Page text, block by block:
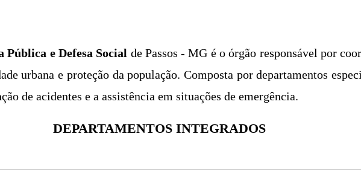
e Defesa Social de Passos - MG é o órgão responsável por
urbana e proteção da população. Composta por departamentos
de acidentes e a assistência em situações de emergência.
DEPARTAMENTOS INTEGRADOS